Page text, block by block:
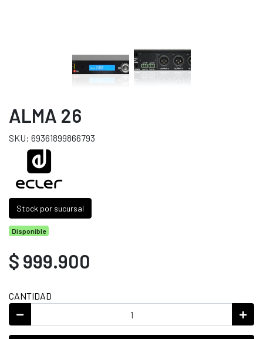
ALMA 26
SKU: 69361899866793
Stock por sucursal
Disponible
$ 999.900
CANTIDAD